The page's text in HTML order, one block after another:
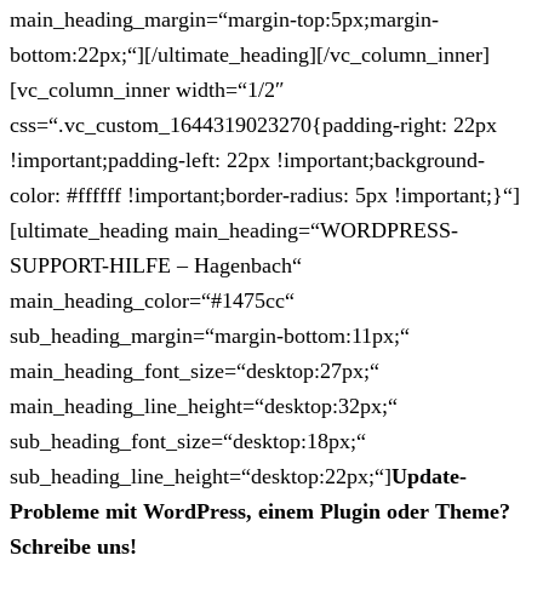
main_heading_margin=“margin-top:5px;margin-
bottom:22px;“][/ultimate_heading][/vc_column_inner]
[vc_column_inner width=“1/2″
css=“.vc_custom_1644319023270{padding-right: 22px
!important;padding-left: 22px !important;background-
color: #ffffff !important;border-radius: 5px !important;}“]
[ultimate_heading main_heading=“WORDPRESS-
SUPPORT-HILFE – Hagenbach“
main_heading_color=“#1475cc“
sub_heading_margin=“margin-bottom:11px;“
main_heading_font_size=“desktop:27px;“
main_heading_line_height=“desktop:32px;“
sub_heading_font_size=“desktop:18px;“
sub_heading_line_height=“desktop:22px;“]Update-
Probleme mit WordPress, einem Plugin oder Theme?
Schreibe uns!